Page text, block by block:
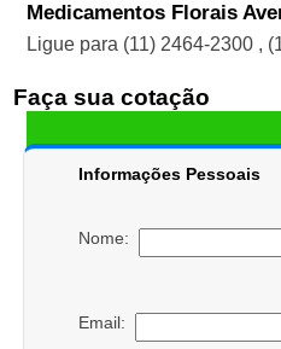
Medicamentos Florais
Ligue para (11) 2464-2300 ,
Faça sua cotação
Informações Pessoais
Nome:
Email: